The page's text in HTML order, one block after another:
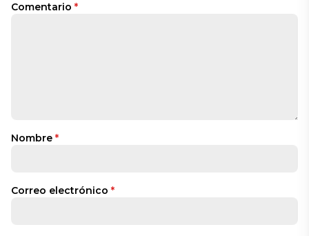
Comentario *
Nombre *
Correo electrónico *